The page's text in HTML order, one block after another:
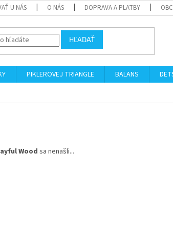
U NÁS O NÁS DOPRAVA A PLATBY
HĽADAŤ
PIKLEROVEJ TRIANGLE BALANS
Wood sa nenašli...